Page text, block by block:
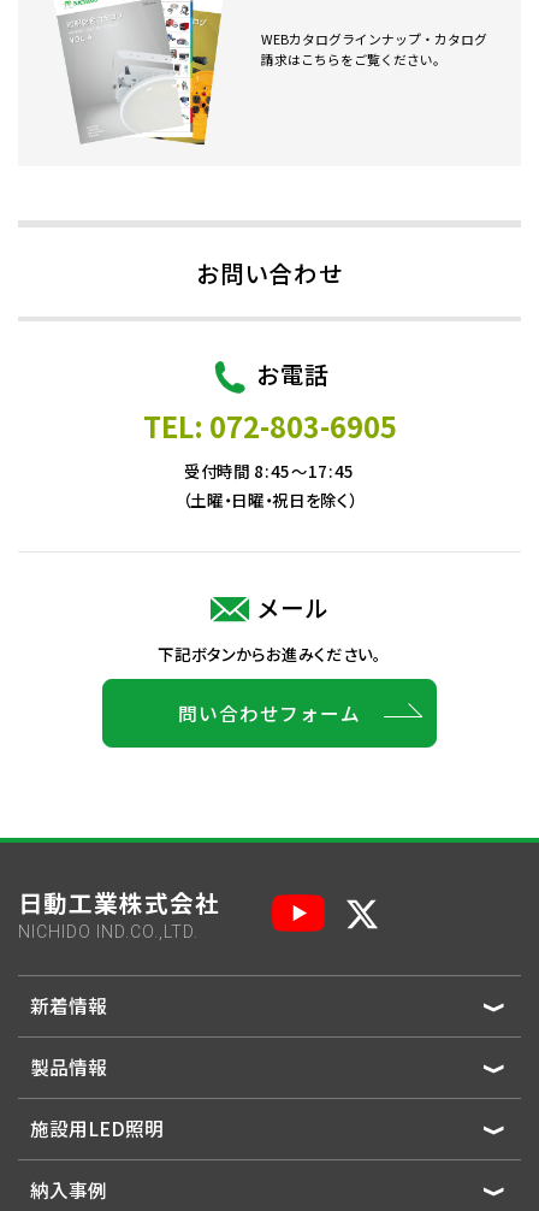
WEBカタログラインナップ・カタログ
請求はこちらをご覧ください。
お問い合わせ
お電話
TEL: 072-803-6905
受付時間 8:45～17:45
（土曜・日曜・祝日を除く）
メール
下記ボタンからお進みください。
問い合わせフォーム
日動工業株式会社
NICHIDO IND.CO.,LTD.
新着情報
製品情報
施設用LED照明
納入事例